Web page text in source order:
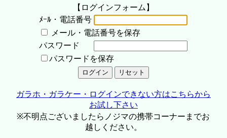
【ログインフォーム】
ﾒｰﾙ・電話番号
メール・電話番号を保存
パスワード
パスワードを保存
ガラホ・ガラケー・ログインできない方はこちらから
お試し下さい
※不明点ございましたらノジマの携帯コーナーまでお
越しください。